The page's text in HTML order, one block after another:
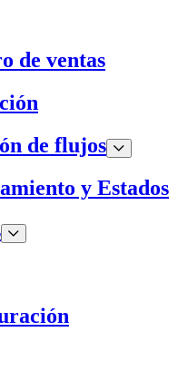
de ventas
de flujos
y Estados